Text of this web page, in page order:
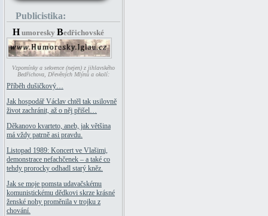
Publicistika:
H umoresky Bedřichovské
Vzpomínky a sekvence (nejen) z jihlavského
Bedřichova, Dřevěných Mlýnů a okolí:
Příběh dušičkový…
Jak hospodář Václav chtěl tak usilovně
život zachránit, až o něj přišel…
Děkanovo kvarteto, aneb, jak většina
má vždy patrně asi pravdu.
Listopad 1989: Koncert ve Vlašimi,
demonstrace nefachčenek – a také co
tehdy prorocky odhadl starý kněz.
Jak se moje pomsta udavačskému
komunistickému dědkovi skrze krásné
ženské nohy proměnila v trojku z
chování.